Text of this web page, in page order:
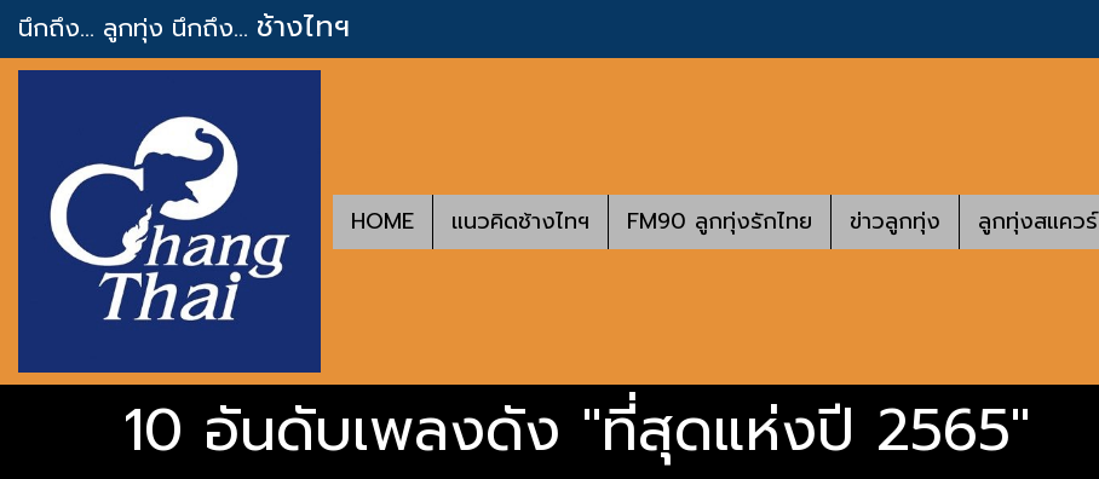
นึกถึง... ลูกทุ่ง นึกถึง... ช้างไทฯ
HOME แนวคิดช้างไทฯ FM90 ลูกทุ่งรักไทย ข่าวลูกทุ่ง ลูกทุ่งสแควร์
10 อันดับเพลงดัง "ที่สุดแห่งปี 2565"